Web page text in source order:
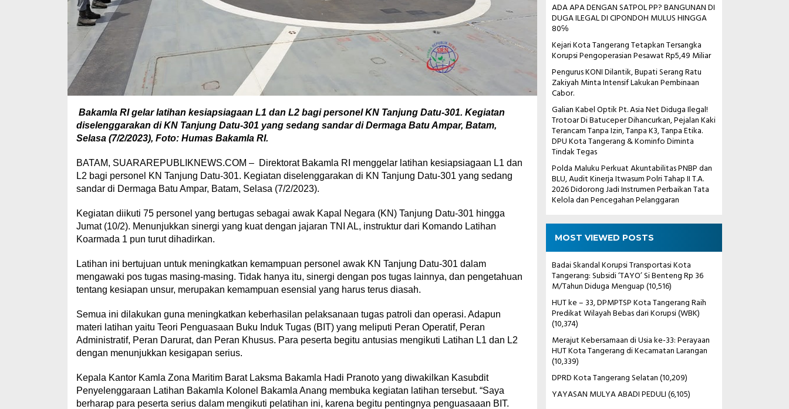
Bakamla RI gelar latihan kesiapsiagaan L1 dan L2 bagi personel KN Tanjung Datu-301. Kegiatan
diselenggarakan di KN Tanjung Datu-301 yang sedang sandar di Dermaga Batu Ampar, Batam,
Selasa (7/2/2023), Foto: Humas Bakamla RI.
BATAM, SUARAREPUBLIKNEWS.COM – Direktorat Bakamla RI menggelar latihan kesiapsiagaan L1 dan
L2 bagi personel KN Tanjung Datu-301. Kegiatan diselenggarakan di KN Tanjung Datu-301 yang sedang
sandar di Dermaga Batu Ampar, Batam, Selasa (7/2/2023).
Kegiatan diikuti 75 personel yang bertugas sebagai awak Kapal Negara (KN) Tanjung Datu-301 hingga
Jumat (10/2). Menunjukkan sinergi yang kuat dengan jajaran TNI AL, instruktur dari Komando Latihan
Koarmada 1 pun turut dihadirkan.
Latihan ini bertujuan untuk meningkatkan kemampuan personel awak KN Tanjung Datu-301 dalam
mengawaki pos tugas masing-masing. Tidak hanya itu, sinergi dengan pos tugas lainnya, dan pengetahuan
tentang kesiapan unsur, merupakan kemampuan esensial yang harus terus diasah.
Semua ini dilakukan guna meningkatkan keberhasilan pelaksanaan tugas patroli dan operasi. Adapun
materi latihan yaitu Teori Penguasaan Buku Induk Tugas (BIT) yang meliputi Peran Operatif, Peran
Administratif, Peran Darurat, dan Peran Khusus. Para peserta begitu antusias mengikuti Latihan L1 dan L2
dengan menunjukkan kesigapan serius.
Kepala Kantor Kamla Zona Maritim Barat Laksma Bakamla Hadi Pranoto yang diwakilkan Kasubdit
Penyelenggaraan Latihan Bakamla Kolonel Bakamla Anang membuka kegiatan latihan tersebut. “Saya
berharap para peserta serius dalam mengikuti pelatihan ini, karena begitu pentingnya penguasaaan BIT.
ADA APA DENGAN SATPOL PP? BANGUNAN DI
DUGA ILEGAL DI CIPONDOH MULUS HINGGA
80℅
Kejari Kota Tangerang Tetapkan Tersangka
Korupsi Pengoperasian Pesawat Rp5,49 Miliar
Pengurus KONI Dilantik, Bupati Serang Ratu
Zakiyah Minta Intensif Lakukan Pembinaan
Cabor.
Galian Kabel Optik Pt. Asia Net Diduga Ilegal!
Trotoar Di Batuceper Dihancurkan, Pejalan Kaki
Terancam Tanpa Izin, Tanpa K3, Tanpa Etika.
DPU Kota Tangerang & Kominfo Diminta
Tindak Tegas
Polda Maluku Perkuat Akuntabilitas PNBP dan
BLU, Audit Kinerja Itwasum Polri Tahap II T.A.
2026 Didorong Jadi Instrumen Perbaikan Tata
Kelola dan Pencegahan Pelanggaran
MOST VIEWED POSTS
Badai Skandal Korupsi Transportasi Kota
Tangerang: Subsidi ‘TAYO’ Si Benteng Rp 36
M/Tahun Diduga Menguap(10,516)
HUT ke – 33, DPMPTSP Kota Tangerang Raih
Predikat Wilayah Bebas dari Korupsi (WBK)
(10,374)
Merajut Kebersamaan di Usia ke-33: Perayaan
HUT Kota Tangerang di Kecamatan Larangan
(10,339)
DPRD Kota Tangerang Selatan(10,209)
YAYASAN MULYA ABADI PEDULI(6,105)